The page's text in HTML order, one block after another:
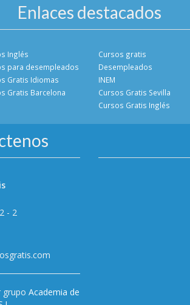
Enlaces destacados
Inglés
para desempleados
Gratis Idiomas
Gratis Barcelona
Cursos gratis
Desempleados
INEM
Cursos Gratis Sevilla
Cursos Gratis Inglés
- 2
grupo Academia de